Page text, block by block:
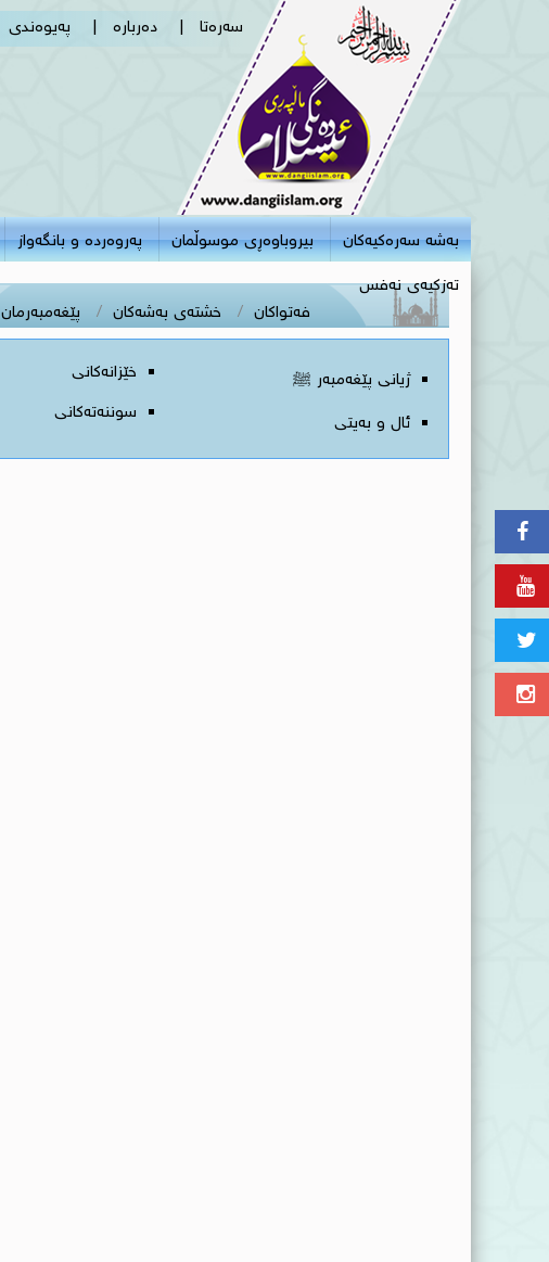
سەرەتا دەربارە پەیوەندی
بەشە سەرەکیەکان بیروباوەڕی موسوڵمان پەروەردە و بانگەواز
تەزکیەی نەفس
فەتواکان
خشتەی بەشەکان پێغه‌مبه‌رمان
ژیانی پێغه‌مبه‌ر ﷺ
ئال و به‌یتی
خێزانه‌کانی
سوننه‌ته‌کانی